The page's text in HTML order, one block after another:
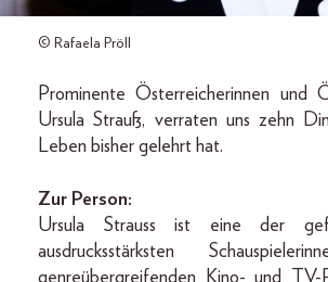
© Rafaela Pröll
Prominente Österreicherinnen und
Ursula Strauß, verraten uns zehn
Leben bisher gelehrt hat.
Zur Person:
Ursula Strauss ist eine der
ausdrucksstärksten
genreübergreifenden Kino- und TV-